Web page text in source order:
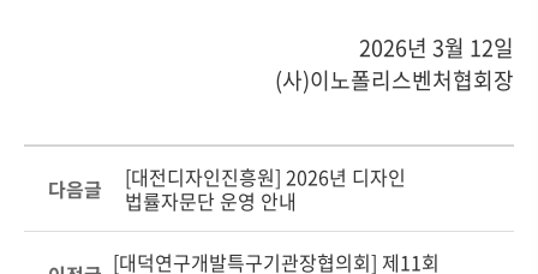
2026년 3월 12일
(사)이노폴리스벤처협회장
다음글
[대전디자인진흥원] 2026년 디자인
법률자문단 운영 안내
[대덕연구개발특구기관장협의회] 제11회